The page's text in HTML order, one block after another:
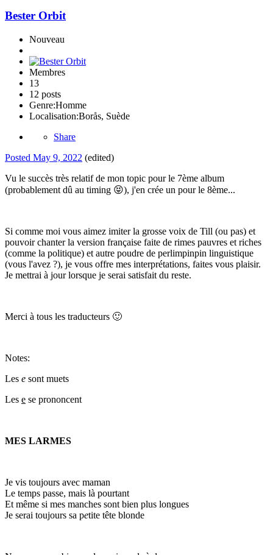
Bester Orbit
Nouveau
Membres
13
12 posts
Genre:Homme
Localisation:Borås, Suède
Share
Posted May 9, 2022 (edited)
Vu le succès très relatif de mon topic pour le 7ème album
(probablement dû au timing 😝), j'en crée un pour le 8ème...
Si comme moi vous aimez imiter la grosse voix de Till (ou pas) et
pouvoir chanter la version française faite de rimes pauvres et riches
(comme la politique) et autre poudre de perlimpinpin linguistique
(vous l'avez ?), je vous offre mes interprétations, faites vous plaisir.
Je mettrai à jour lorsque je serai satisfait du reste.
Merci à tous les traducteurs 🙂
Notes:
Les e sont muets
Les e se prononcent
MES LARMES
Je vis toujours avec maman
Le temps passe, mais là pourtant
Et même si mes manches sont bien plus longues
Je serai toujours sa petite tête blonde